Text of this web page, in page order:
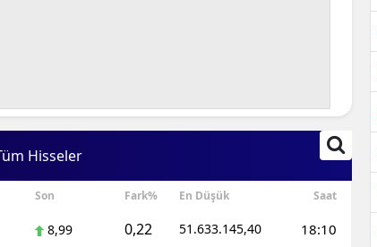
Hisseler
Son Fark% En Düşük Saat
8,99 0,22 51.633.145,40 18:10